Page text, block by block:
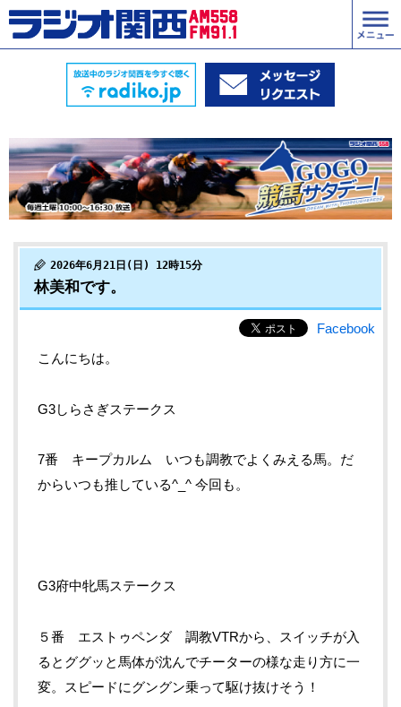
2026年6月21日(日) 12時15分
林美和です。
Facebook
こんにちは。
G3しらさぎステークス
7番 キープカルム いつも調教でよくみえる馬。だ
からいつも推している^_^ 今回も。
G3府中牝馬ステークス
５番 エストゥペンダ 調教VTRから、スイッチが入
るとググッと馬体が沈んでチーターの様な走り方に一
変。スピードにグングン乗って駆け抜けそう！